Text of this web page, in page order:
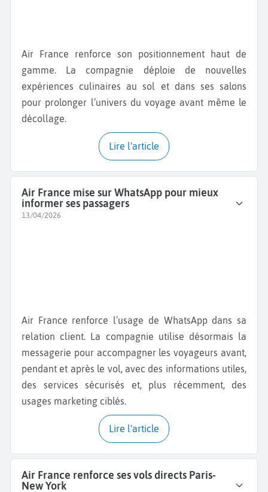
Air France renforce son positionnement haut de
gamme. La compagnie déploie de nouvelles
expériences culinaires au sol et dans ses salons
pour prolonger l’univers du voyage avant même le
décollage.
Lire l'article
Air France mise sur WhatsApp pour mieux
informer ses passagers
13/04/2026
Air France renforce l’usage de WhatsApp dans sa
relation client. La compagnie utilise désormais la
messagerie pour accompagner les voyageurs avant,
pendant et après le vol, avec des informations utiles,
des services sécurisés et, plus récemment, des
usages marketing ciblés.
Lire l'article
Air France renforce ses vols directs Paris-
New York